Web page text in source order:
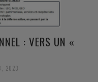
: VERS UN «
2023